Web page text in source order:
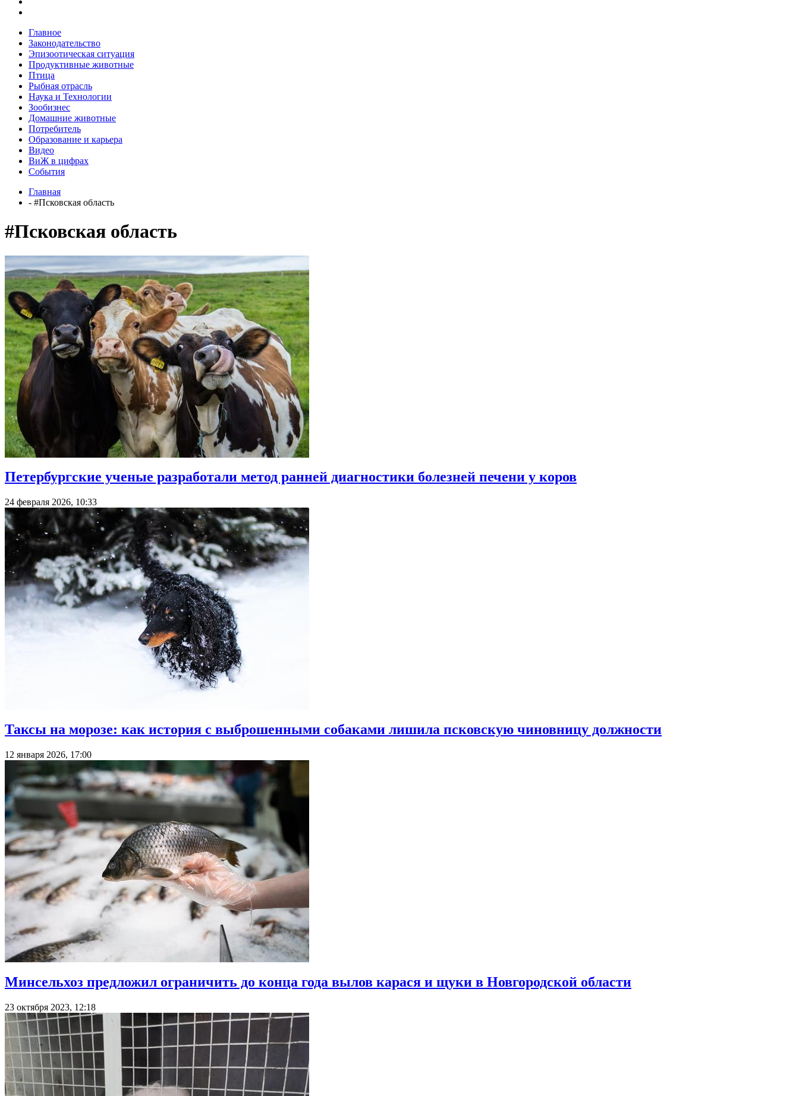
Главное
Законодательство
Эпизоотическая ситуация
Продуктивные животные
Птица
Рыбная отрасль
Наука и Технологии
Зообизнес
Домашние животные
Потребитель
Образование и карьера
Видео
ВиЖ в цифрах
События
Главная
- #Псковская область
#Псковская область
Петербургские ученые разработали метод ранней диагностики болезней печени у коров
24 февраля 2026, 10:33
Таксы на морозе: как история с выброшенными собаками лишила псковскую чиновницу должности
12 января 2026, 17:00
Минсельхоз предложил ограничить до конца года вылов карася и щуки в Новгородской области
23 октября 2023, 12:18